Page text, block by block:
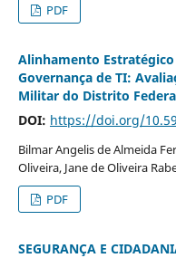
PDF
Alinhamento
Governança de TI:
Militar do Distrito
DOI: https://doi.org/
Bilmar Angelis de Almeida
Oliveira, Jane de Oliveira
PDF
SEGURANÇA E